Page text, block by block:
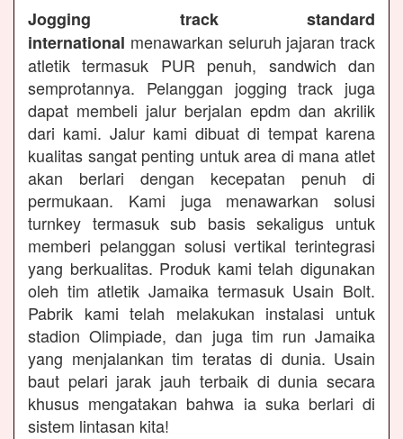
Jogging track standard
international menawarkan seluruh jajaran track
atletik termasuk PUR penuh, sandwich dan
semprotannya. Pelanggan jogging track juga
dapat membeli jalur berjalan epdm dan akrilik
dari kami. Jalur kami dibuat di tempat karena
kualitas sangat penting untuk area di mana atlet
akan berlari dengan kecepatan penuh di
permukaan. Kami juga menawarkan solusi
turnkey termasuk sub basis sekaligus untuk
memberi pelanggan solusi vertikal terintegrasi
yang berkualitas. Produk kami telah digunakan
oleh tim atletik Jamaika termasuk Usain Bolt.
Pabrik kami telah melakukan instalasi untuk
stadion Olimpiade, dan juga tim run Jamaika
yang menjalankan tim teratas di dunia. Usain
baut pelari jarak jauh terbaik di dunia secara
khusus mengatakan bahwa ia suka berlari di
sistem lintasan kita!